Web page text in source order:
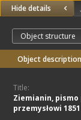
Hide details
Object structure
Object description
Title:
Ziemianin,
przemysłowi